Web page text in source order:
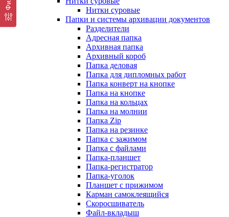
Нитки суровые
Папки и системы архивации документов
Разделители
Адресная папка
Архивная папка
Архивный короб
Папка деловая
Папка для дипломных работ
Папка конверт на кнопке
Папка на кнопке
Папка на кольцах
Папка на молнии
Папка Zip
Папка на резинке
Папка с зажимом
Папка с файлами
Папка-планшет
Папка-регистратор
Папка-уголок
Планшет с прижимом
Карман самоклеящийся
Скоросшиватель
Файл-вкладыш